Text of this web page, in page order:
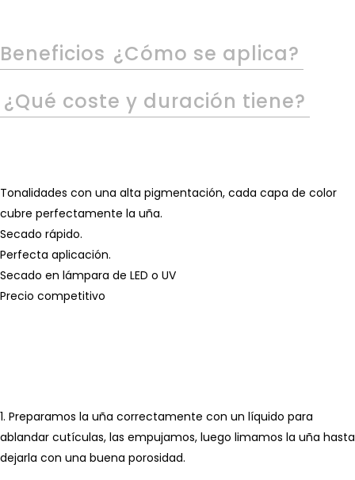
Beneficios ¿Cómo se aplica?
¿Qué coste y duración tiene?
Tonalidades con una alta pigmentación, cada capa de color
cubre perfectamente la uña.
Secado rápido.
Perfecta aplicación.
Secado en lámpara de LED o UV
Precio competitivo
1. Preparamos la uña correctamente con un líquido para
ablandar cutículas, las empujamos, luego limamos la uña hasta
dejarla con una buena porosidad.